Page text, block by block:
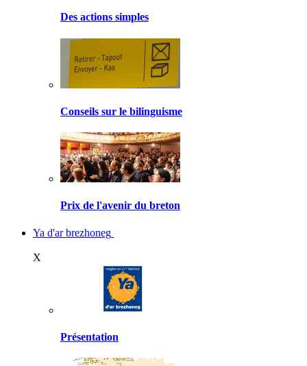
Des actions simples
Conseils sur le bilinguisme
Prix de l'avenir du breton
Ya d'ar brezhoneg
X
Présentation